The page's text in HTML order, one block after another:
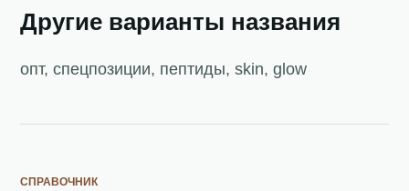
Другие варианты названия
опт, спецпозиции, пептиды, skin, glow
СПРАВОЧНИК